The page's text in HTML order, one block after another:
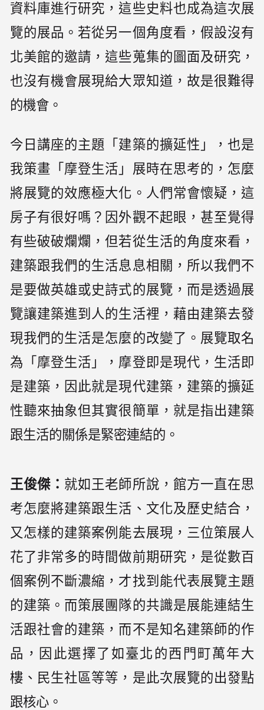
資料庫進行研究，這些史料也成為這次展
覽的展品。若從另一個角度看，假設沒有
北美館的邀請，這些蒐集的圖面及研究，
也沒有機會展現給大眾知道，故是很難得
的機會。
今日講座的主題「建築的擴延性」，也是
我策畫「摩登生活」展時在思考的，怎麼
將展覽的效應極大化。人們常會懷疑，這
房子有很好嗎？因外觀不起眼，甚至覺得
有些破破爛爛，但若從生活的角度來看，
建築跟我們的生活息息相關，所以我們不
是要做英雄或史詩式的展覽，而是透過展
覽讓建築進到人的生活裡，藉由建築去發
現我們的生活是怎麼的改變了。展覽取名
為「摩登生活」，摩登即是現代，生活即
是建築，因此就是現代建築，建築的擴延
性聽來抽象但其實很簡單，就是指出建築
跟生活的關係是緊密連結的。
王俊傑： 就如王老師所說，館方一直在思
考怎麼將建築跟生活、文化及歷史結合，
又怎樣的建築案例能去展現，三位策展人
花了非常多的時間做前期研究，是從數百
個案例不斷濃縮，才找到能代表展覽主題
的建築。而策展團隊的共識是展能連結生
活跟社會的建築，而不是知名建築師的作
品，因此選擇了如臺北的西門町萬年大
樓、民生社區等等，是此次展覽的出發點
跟核心。